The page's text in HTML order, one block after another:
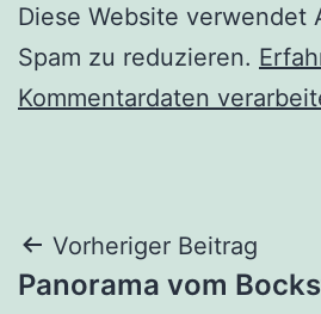
Diese Website verwendet
Spam zu reduzieren.
Kommentardaten
Vorheriger Beitrag
Panorama vom